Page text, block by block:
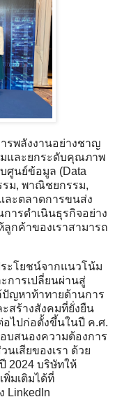
รพลังงานอย่างชาญ
และยกระดับคุณภาพ
ศูนย์ข้อมูล (Data
รม, พาณิชยกรรม,
ละตลาดการขนส่ง
ารดำเนินธุรกิจอย่าง
กค้าของเราสามารถ
ะโยชน์จากแนวโน้ม
การเปลี่ยนผ่านสู่
ปัญหาท้าทายด้านการ
สร้างสังคมที่ยั่งยืน
ไปก่อตั้งขึ้นในปี ค.ศ.
บสนองความต้องการ
เสียของเรา ด้วย
2024 บริษัทให้
มเติมได้ที่
LinkedIn